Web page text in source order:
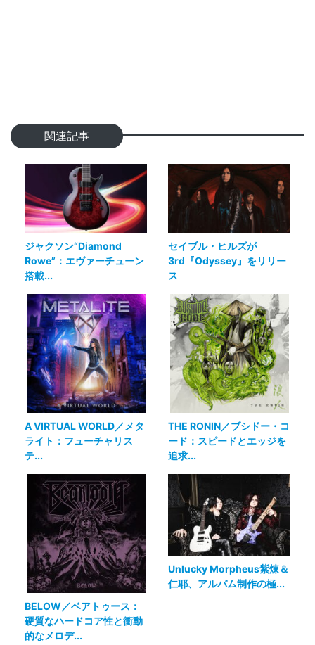
関連記事
ジャクソン“Diamond
Rowe”：エヴァーチューン
搭載...
セイブル・ヒルズが
3rd『Odyssey』をリリー
ス
A VIRTUAL WORLD／メタ
ライト：フューチャリス
テ...
THE RONIN／ブシドー・コ
ード：スピードとエッジを
追求...
BELOW／ベアトゥース：
硬質なハードコア性と衝動
的なメロデ...
Unlucky Morpheus紫煉＆
仁耶、アルバム制作の極...